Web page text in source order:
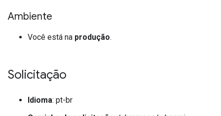
Ambiente
Você está na produção.
Solicitação
Idioma: pt-br